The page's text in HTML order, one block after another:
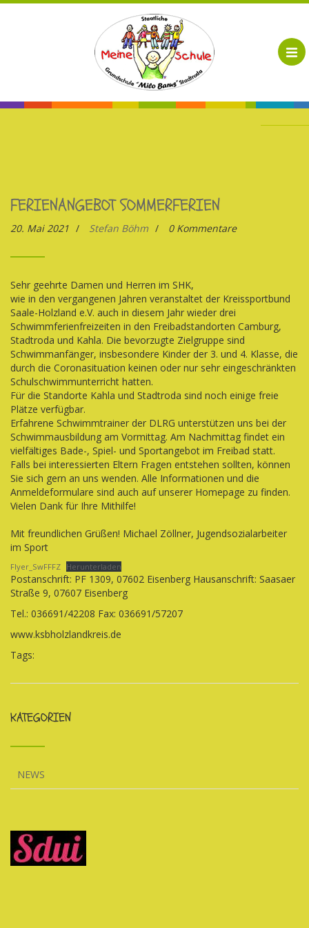
FERIENANGEBOT SOMMERFERIEN
20. Mai 2021 / Stefan Böhm / 0 Kommentare
Sehr geehrte Damen und Herren im SHK,
wie in den vergangenen Jahren veranstaltet der Kreissportbund
Saale-Holzland e.V. auch in diesem Jahr wieder drei
Schwimmferienfreizeiten in den Freibadstandorten Camburg,
Stadtroda und Kahla. Die bevorzugte Zielgruppe sind
Schwimmanfänger, insbesondere Kinder der 3. und 4. Klasse, die
durch die Coronasituation keinen oder nur sehr eingeschränkten
Schulschwimmunterricht hatten.
Für die Standorte Kahla und Stadtroda sind noch einige freie
Plätze verfügbar.
Erfahrene Schwimmtrainer der DLRG unterstützen uns bei der
Schwimmausbildung am Vormittag. Am Nachmittag findet ein
vielfältiges Bade-, Spiel- und Sportangebot im Freibad statt.
Falls bei interessierten Eltern Fragen entstehen sollten, können
Sie sich gern an uns wenden. Alle Informationen und die
Anmeldeformulare sind auch auf unserer Homepage zu finden.
Vielen Dank für Ihre Mithilfe!
Mit freundlichen Grüßen! Michael Zöllner, Jugendsozialarbeiter
im Sport
Flyer_SwFFFZ Herunterladen
Postanschrift: PF 1309, 07602 Eisenberg Hausanschrift: Saasaer
Straße 9, 07607 Eisenberg
Tel.: 036691/42208 Fax: 036691/57207
www.ksbholzlandkreis.de
Tags:
KATEGORIEN
NEWS